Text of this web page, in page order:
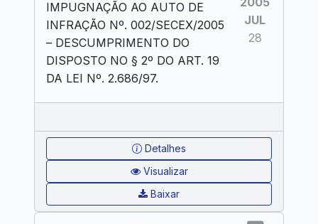
IMPUGNAÇÃO AO AUTO DE
INFRAÇÃO Nº. 002/SECEX/2005
– DESCUMPRIMENTO DO
DISPOSTO NO § 2º DO ART. 19
DA LEI Nº. 2.686/97.
JUL
28
Detalhes
Visualizar
Baixar